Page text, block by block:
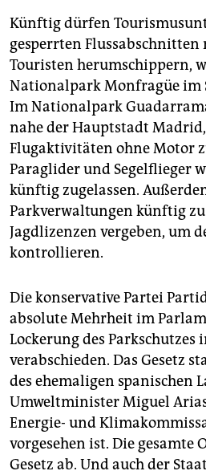
Künftig dürfen
gesperrten
Touristen herumschippern,
Nationalpark Monfragüe im
Im Nationalpark
nahe der Hauptstadt
Flugaktivitäten ohne Motor
Paraglider und Segelflieger
künftig zugelassen.
Parkverwaltungen künftig
Jagdlizenzen vergeben, um
kontrollieren.
Die konservative Partei
absolute Mehrheit im
Lockerung des
verabschieden. Das Gesetz
des ehemaligen spanischen
Umweltminister Miguel
Energie- und
vorgesehen ist. Die gesamte
Gesetz ab. Und auch der